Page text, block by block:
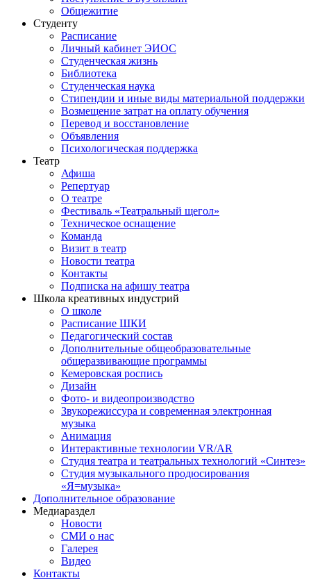
Общежитие
Студенту
Расписание
Личный кабинет ЭИОС
Студенческая жизнь
Библиотека
Студенческая наука
Стипендии и иные виды материальной поддержки
Возмещение затрат на оплату обучения
Перевод и восстановление
Объявления
Психологическая поддержка
Театр
Афиша
Репертуар
О театре
Фестиваль «Театральный щегол»
Техническое оснащение
Команда
Визит в театр
Новости театра
Контакты
Подписка на афишу театра
Школа креативных индустрий
О школе
Расписание ШКИ
Педагогический состав
Дополнительные общеобразовательные
общеразвивающие программы
Кемеровская роспись
Дизайн
Фото- и видеопроизводство
Звукорежиссура и современная электронная
музыка
Анимация
Интерактивные технологии VR/AR
Студия театра и театральных технологий «Синтез»
Студия музыкального продюсирования
«Я=музыка»
Дополнительное образование
Медиараздел
Новости
СМИ о нас
Галерея
Видео
Контакты